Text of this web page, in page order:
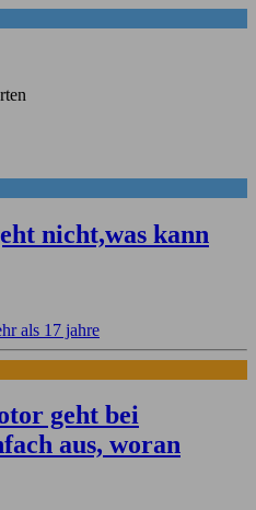
nicht,was kann
als 17 jahre
geht bei
aus, woran